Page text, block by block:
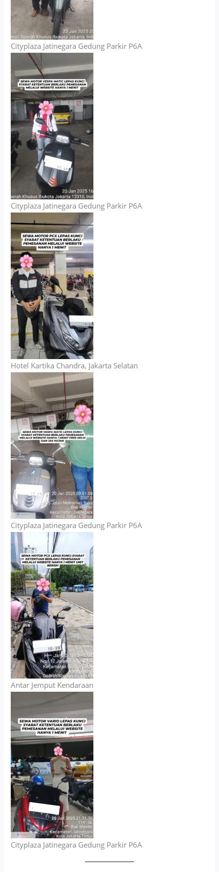
Cityplaza Jatinegara Gedung Parkir P6A
Cityplaza Jatinegara Gedung Parkir P6A
Hotel Kartika Chandra, Jakarta Selatan
Cityplaza Jatinegara Gedung Parkir P6A
Antar Jemput Kendaraan
Cityplaza Jatinegara Gedung Parkir P6A